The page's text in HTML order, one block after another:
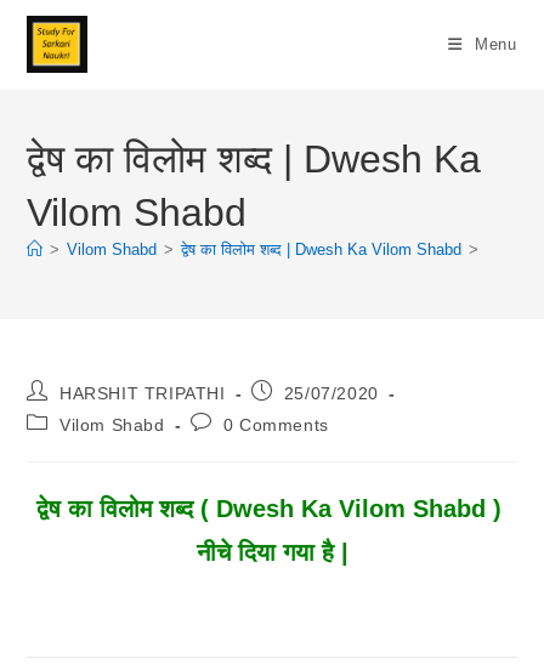
Skip
Content
Menu
द्वेष का विलोम शब्द | Dwesh Ka
Vilom Shabd
> Vilom Shabd > द्वेष का विलोम शब्द | Dwesh Ka Vilom Shabd >
Post
Author:
HARSHIT TRIPATHI
Post25/07/2020
PostVilom Shabd
Post0 Comments
द्वेष का विलोम शब्द ( Dwesh Ka Vilom Shabd )
नीचे दिया गया है |